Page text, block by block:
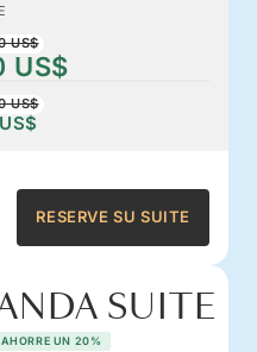
US$
US$
US$
RESERVE SU SUITE
SUITE
AHORRE UN 20%